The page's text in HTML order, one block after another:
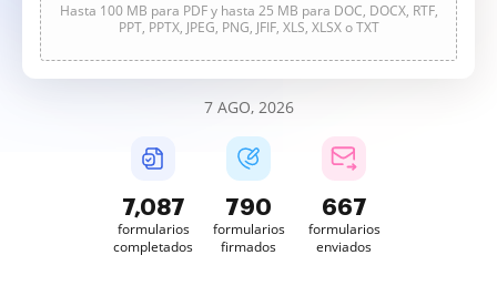
Hasta 100 MB para PDF y hasta 25 MB para DOC, DOCX, RTF,
PPT, PPTX, JPEG, PNG, JFIF, XLS, XLSX o TXT
7 AGO, 2026
7,087
formularios
completados
790
formularios
firmados
667
formularios
enviados